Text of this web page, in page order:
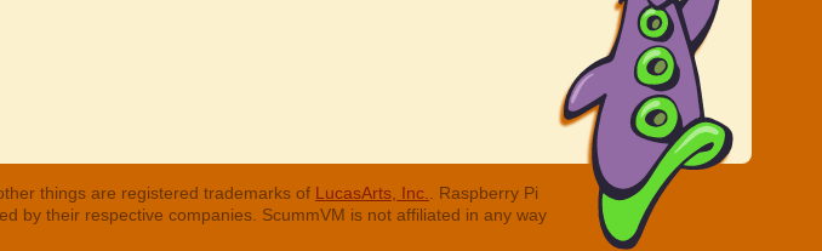
things are registered trademarks of LucasArts, Inc.
. Raspberry Pi
by their respective companies. ScummVM is not affiliated in any way